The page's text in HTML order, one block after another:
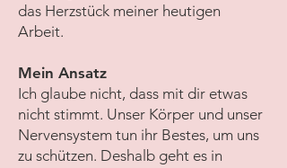
das Herzstück meiner heutigen
Arbeit.
Mein Ansatz
Ich glaube nicht, dass mit dir etwas
nicht stimmt. Unser Körper und unser
Nervensystem tun ihr Bestes, um uns
zu schützen. Deshalb geht es in